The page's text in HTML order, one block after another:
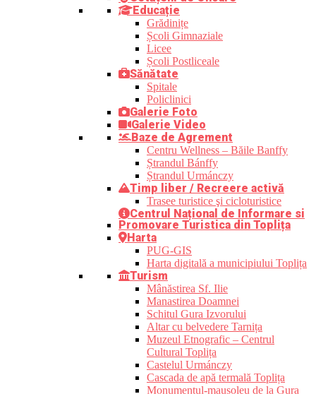
Educație
Grădinițe
Școli Gimnaziale
Licee
Școli Postliceale
Sănătate
Spitale
Policlinici
Galerie Foto
Galerie Video
Baze de Agrement
Centru Wellness – Băile Banffy
Ștrandul Bánffy
Ștrandul Urmánczy
Timp liber / Recreere activă
Trasee turistice şi cicloturistice
Centrul Național de Informare si
Promovare Turistica din Toplița
Harta
PUG-GIS
Harta digitală a municipiului Toplița
Turism
Mânăstirea Sf. Ilie
Manastirea Doamnei
Schitul Gura Izvorului
Altar cu belvedere Tarnița
Muzeul Etnografic – Centrul
Cultural Toplița
Castelul Urmánczy
Cascada de apă termală Toplița
Monumentul-mausoleu de la Gura